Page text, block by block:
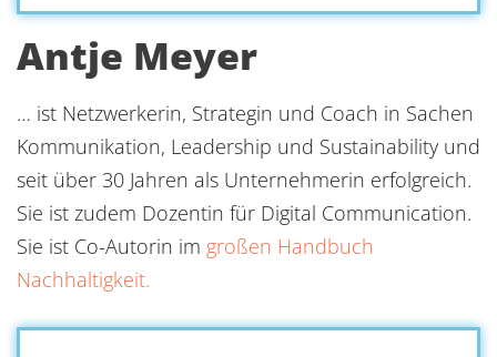
Antje Meyer
… ist Netzwerkerin, Strategin und Coach in Sachen
Kommunikation, Leadership und Sustainability und
seit über 30 Jahren als Unternehmerin erfolgreich.
Sie ist zudem Dozentin für Digital Communication.
Sie ist Co-Autorin im großen Handbuch
Nachhaltigkeit.